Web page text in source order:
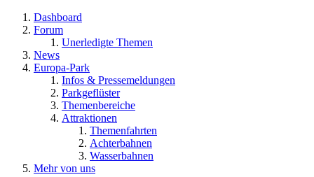
Dashboard
Forum
Unerledigte Themen
News
Europa-Park
Infos & Pressemeldungen
Parkgeflüster
Themenbereiche
Attraktionen
Themenfahrten
Achterbahnen
Wasserbahnen
Mehr von uns